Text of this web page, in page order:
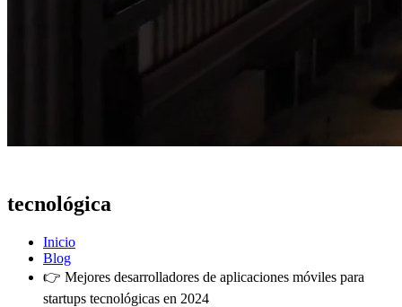
tecnológica
Inicio
Blog
👉 Mejores desarrolladores de aplicaciones móviles para
startups tecnológicas en 2024